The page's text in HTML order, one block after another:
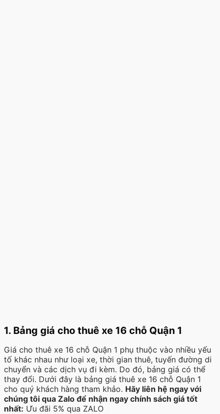
1. Bảng giá cho thuê xe 16 chỗ Quận 1
Giá cho thuê xe 16 chỗ Quận 1 phụ thuộc vào nhiều yếu
tố khác nhau như loại xe, thời gian thuê, tuyến đường di
chuyển và các dịch vụ đi kèm. Do đó, bảng giá có thể
thay đổi. Dưới đây là bảng giá thuê xe 16 chỗ Quận 1
cho quý khách hàng tham khảo. Hãy liên hệ ngay với
chúng tôi qua Zalo để nhận ngay chính sách giá tốt
nhất: Ưu đãi 5% qua ZALO